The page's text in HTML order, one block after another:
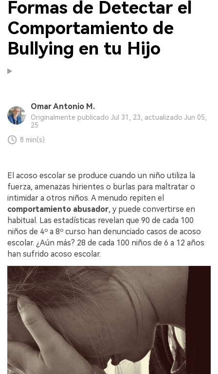
Formas de Detectar el
Comportamiento de
Bullying en tu Hijo
Omar Antonio M.
Originalmente publicado Jul 31, 23, actualizado Jun 05,
25
8 min(s)
El acoso escolar se produce cuando un niño utiliza la
fuerza, amenazas hirientes o burlas para maltratar o
intimidar a otros niños. A menudo repiten el
comportamiento abusador, y puede convertirse en
habitual. Las estadísticas revelan que 90 de cada 100
niños de 4º a 8º curso han denunciado casos de acoso
escolar. ¿Aún más? 28 de cada 100 niños de 6 a 12 años
han sufrido acoso escolar.